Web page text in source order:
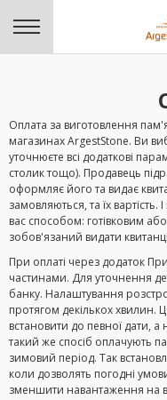
Оплата за виготовлення
магазинах ArgestStone. Ви
уточнюєте всі додаткові
столик тощо). Продавець
оформляє його та видає
замовляються, та їх
вас способом: готівковим
зобов'язаний видати
При оплаті через додаток
частинами. Для уточнення
банку. Налаштування
протягом декількох хвилин.
встановити до певної дати,
такий же спосіб оплачують
зимовий період. Так
коли дозволять погодні
зменшити навантаження на